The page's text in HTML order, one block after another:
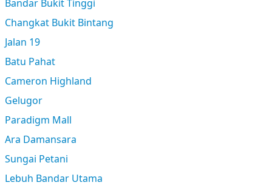
Bandar Bukit Tinggi
Changkat Bukit Bintang
Jalan 19
Batu Pahat
Cameron Highland
Gelugor
Paradigm Mall
Ara Damansara
Sungai Petani
Lebuh Bandar Utama